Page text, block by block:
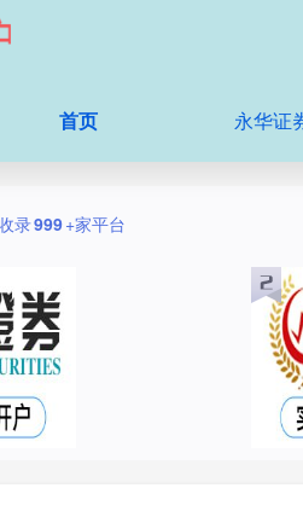
首页 永华证
录999+家平台